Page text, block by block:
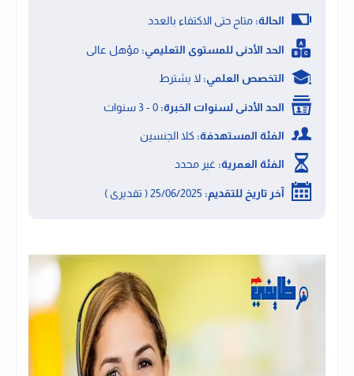
الحالة: متاح حتى الاكتفاء بالعدد
الحد الأدنى للمستوى التعليمي: مؤهل عالى
التخصص العلمي: لا يشترط
الحد الأدنى لسنوات الخبرة:
الفئة المستهدفة: كلا الجنسين
الفئة العمرية: غير محدد
آخر تاريخ للتقديم: